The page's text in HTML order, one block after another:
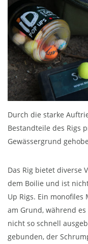
Durch die starke
Bestandteile des Rigs
Gewässergrund
Das Rig bietet diverse
dem Boilie und ist
Up Rigs. Ein
am Grund, während
nicht so schnell
gebunden, der